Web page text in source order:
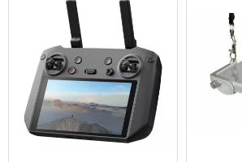
ou sa version sans
être intéressé par la radiocommande DJI
grand écran lumineuxet vous permet
votre smartphone durant vos sessions
Mini 3 Pro.